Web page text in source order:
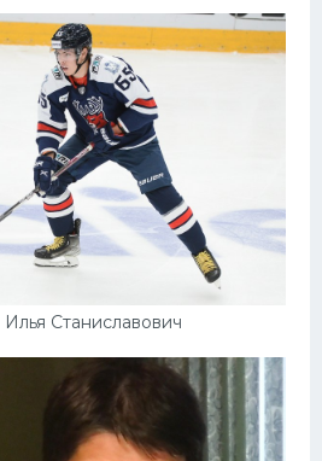
Станиславович